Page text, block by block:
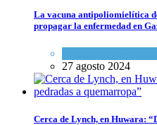
La vacuna antipoliomielítica
propagar la enfermedad en
27 agosto 2024
Cerca de Lynch, en Huwara: